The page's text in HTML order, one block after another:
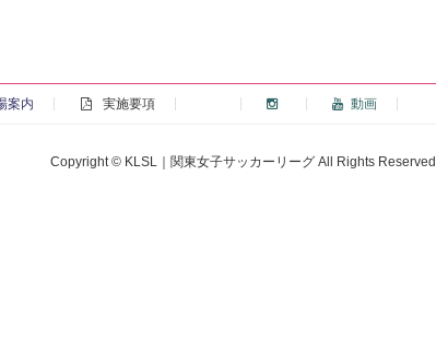
案内 実施要項 動画
Copyright © KLSL｜関東女子サッカーリーグ All Rights Reserved.